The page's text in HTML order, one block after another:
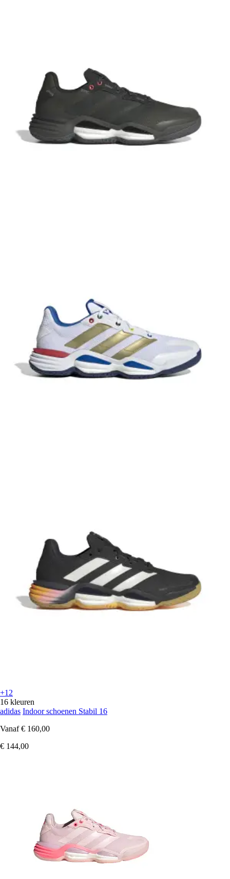
+12
16 kleuren
adidas Indoor schoenen Stabil 16
Vanaf € 160,00
€ 144,00